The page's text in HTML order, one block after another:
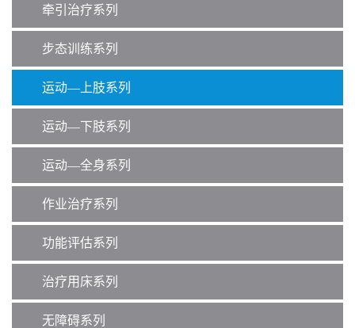
牵引治疗系列
步态训练系列
运动—上肢系列
运动—下肢系列
运动—全身系列
作业治疗系列
功能评估系列
治疗用床系列
无障碍系列